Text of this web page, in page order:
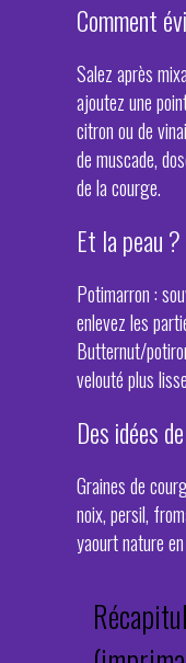
Comment
Salez après
ajoutez une
citron ou de
de muscade,
de la courge.
Et la peau ?
Potimarron :
enlevez les
Butternut/
velouté plus
Des idées
Graines de
noix, persil,
yaourt nature